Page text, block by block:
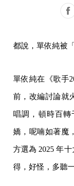
都說，單依純被
單依純在《歌手
前，改編討論就
唱調，頓時百
嬌，呢喃如著魔
方選為 2025 年
得，好怪，多聽一